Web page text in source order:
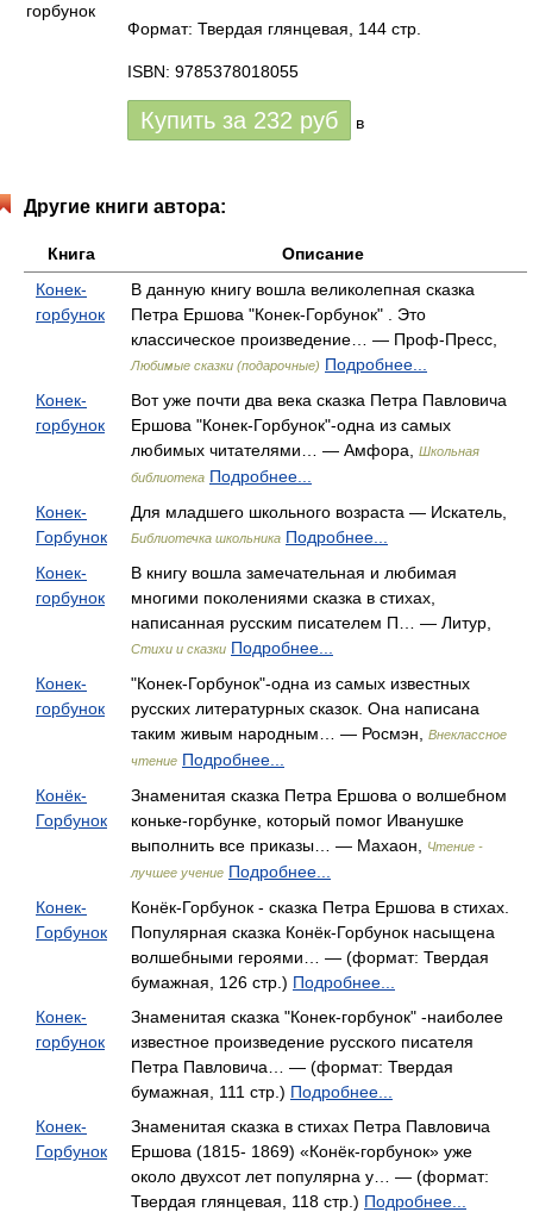
Формат: Твердая глянцевая, 144 стр.
ISBN: 9785378018055
Купить за 232 руб в
Другие книги автора:
Книга
Описание
Конек-
горбунок
В данную книгу вошла великолепная сказка
Петра Ершова "Конек-Горбунок" . Это
классическое произведение… — Проф-Пресс,
Любимые сказки (подарочные) Подробнее...
Конек-
горбунок
Вот уже почти два века сказка Петра Павловича
Ершова "Конек-Горбунок"-одна из самых
любимых читателями… — Амфора,
Школьная
библиотека Подробнее...
Конек-
Горбунок
Для младшего школьного возраста — Искатель,
Библиотечка школьника Подробнее...
Конек-
горбунок
В книгу вошла замечательная и любимая
многими поколениями сказка в стихах,
написанная русским писателем П… — Литур,
Стихи и сказки Подробнее...
Конек-
горбунок
"Конек-Горбунок"-одна из самых известных
русских литературных сказок. Она написана
таким живым народным… — Росмэн,
Внеклассное
чтение Подробнее...
Конёк-
Горбунок
Знаменитая сказка Петра Ершова о волшебном
коньке-горбунке, который помог Иванушке
выполнить все приказы… — Махаон,
Чтение -
лучшее учение Подробнее...
Конек-
Горбунок
Конёк-Горбунок - сказка Петра Ершова в стихах.
Популярная сказка Конёк-Горбунок насыщена
волшебными героями… — (формат: Твердая
бумажная, 126 стр.) Подробнее...
Конек-
горбунок
Знаменитая сказка "Конек-горбунок" -наиболее
известное произведение русского писателя
Петра Павловича… — (формат: Твердая
бумажная, 111 стр.) Подробнее...
Конек-
Горбунок
Знаменитая сказка в стихах Петра Павловича
Ершова (1815- 1869) «Конёк-горбунок» уже
около двухсот лет популярна у… — (формат:
Твердая глянцевая, 118 стр.) Подробнее...